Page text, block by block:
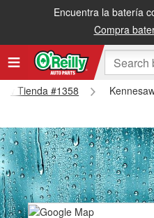
Encuentra la batería
Compra
Tienda #1358